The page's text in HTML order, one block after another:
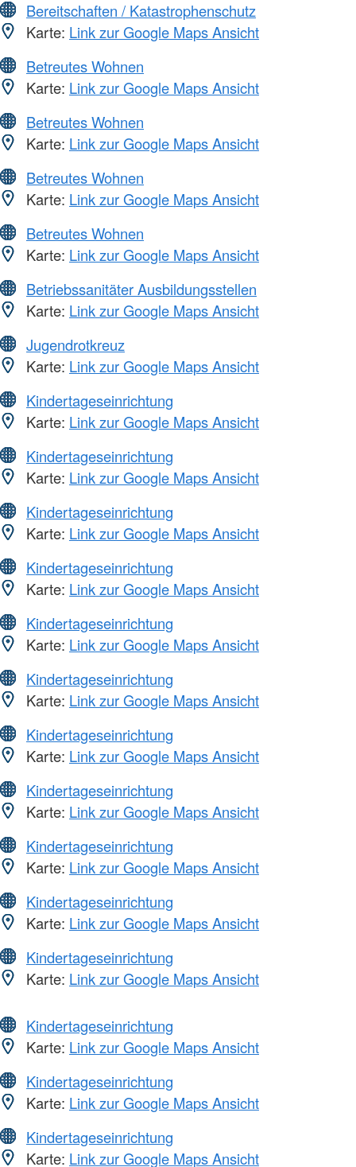
Bereitschaften / Katastrophenschutz
Karte: Link zur Google Maps Ansicht
Betreutes Wohnen
Karte: Link zur Google Maps Ansicht
Betreutes Wohnen
Karte: Link zur Google Maps Ansicht
Betreutes Wohnen
Karte: Link zur Google Maps Ansicht
Betreutes Wohnen
Karte: Link zur Google Maps Ansicht
Betriebssanitäter Ausbildungsstellen
Karte: Link zur Google Maps Ansicht
Jugendrotkreuz
Karte: Link zur Google Maps Ansicht
Kindertageseinrichtung
Karte: Link zur Google Maps Ansicht
Kindertageseinrichtung
Karte: Link zur Google Maps Ansicht
Kindertageseinrichtung
Karte: Link zur Google Maps Ansicht
Kindertageseinrichtung
Karte: Link zur Google Maps Ansicht
Kindertageseinrichtung
Karte: Link zur Google Maps Ansicht
Kindertageseinrichtung
Karte: Link zur Google Maps Ansicht
Kindertageseinrichtung
Karte: Link zur Google Maps Ansicht
Kindertageseinrichtung
Karte: Link zur Google Maps Ansicht
Kindertageseinrichtung
Karte: Link zur Google Maps Ansicht
Kindertageseinrichtung
Karte: Link zur Google Maps Ansicht
Kindertageseinrichtung
Karte: Link zur Google Maps Ansicht
Kindertageseinrichtung
Karte: Link zur Google Maps Ansicht
Kindertageseinrichtung
Karte: Link zur Google Maps Ansicht
Kindertageseinrichtung
Karte: Link zur Google Maps Ansicht